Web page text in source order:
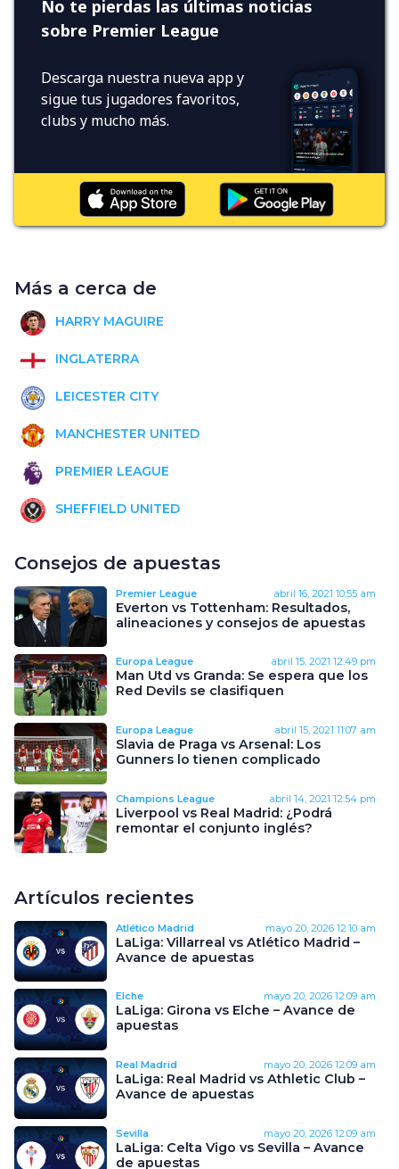
No te pierdas las últimas noticias
sobre Premier League
Descarga nuestra nueva app y
sigue tus jugadores favoritos,
clubs y mucho más.
Más a cerca de
HARRY MAGUIRE
INGLATERRA
LEICESTER CITY
MANCHESTER UNITED
PREMIER LEAGUE
SHEFFIELD UNITED
Consejos de apuestas
Premier League abril 16, 2021 10:55 am
Everton vs Tottenham: Resultados,
alineaciones y consejos de apuestas
Europa League abril 15, 2021 12:49 pm
Man Utd vs Granda: Se espera que los
Red Devils se clasifiquen
Europa League abril 15, 2021 11:07 am
Slavia de Praga vs Arsenal: Los
Gunners lo tienen complicado
Champions League abril 14, 2021 12:54 pm
Liverpool vs Real Madrid: ¿Podrá
remontar el conjunto inglés?
Artículos recientes
Atlético Madrid mayo 20, 2026 12:10 am
LaLiga: Villarreal vs Atlético Madrid –
Avance de apuestas
Elche mayo 20, 2026 12:09 am
LaLiga: Girona vs Elche – Avance de
apuestas
Real Madrid mayo 20, 2026 12:09 am
LaLiga: Real Madrid vs Athletic Club –
Avance de apuestas
Sevilla mayo 20, 2026 12:09 am
LaLiga: Celta Vigo vs Sevilla – Avance
de apuestas